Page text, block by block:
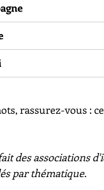
rassurez-vous :
des associations
par thématique.